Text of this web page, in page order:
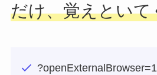
だけ、覚えといて
?openExternalBrowser=1